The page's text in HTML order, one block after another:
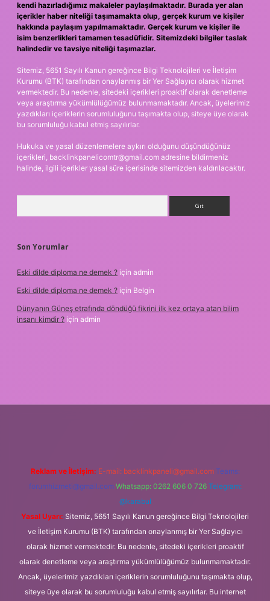
kendi hazırladığımız makaleler paylaşılmaktadır. Burada yer alan
içerikler haber niteliği taşımamakta olup, gerçek kurum ve kişiler
hakkında paylaşım yapılmamaktadır. Gerçek kurum ve kişiler ile
isim benzerlikleri tamamen tesadüfidir. Sitemizdeki bilgiler taslak
halindedir ve tavsiye niteliği taşımazlar.
Sitemiz, 5651 Sayılı Kanun gereğince Bilgi Teknolojileri ve İletişim
Kurumu (BTK) tarafından onaylanmış bir Yer Sağlayıcı olarak hizmet
vermektedir. Bu nedenle, sitedeki içerikleri proaktif olarak denetleme
veya araştırma yükümlülüğümüz bulunmamaktadır. Ancak, üyelerimiz
yazdıkları içeriklerin sorumluluğunu taşımakta olup, siteye üye olarak
bu sorumluluğu kabul etmiş sayılırlar.
Hukuka ve yasal düzenlemelere aykırı olduğunu düşündüğünüz
içerikleri, backlinkpanelicomtr@gmail.com adresine bildirmeniz
halinde, ilgili içerikler yasal süre içerisinde sitemizden kaldırılacaktır.
Son Yorumlar
Eski dilde diploma ne demek ? için admin
Eski dilde diploma ne demek ? için Belgin
Dünyanın Güneş etrafında döndüğü fikrini ilk kez ortaya atan bilim
insanı kimdir ? için admin
Reklam ve İletişim: E-mail: backlinkpaneli@gmail.com Teams:
forumhizmeti@gmail.com Whatsapp: 0262 606 0 726 Telegram:
@karabul
Yasal Uyarı: Sitemiz, 5651 Sayılı Kanun gereğince Bilgi Teknolojileri
ve İletişim Kurumu (BTK) tarafından onaylanmış bir Yer Sağlayıcı
olarak hizmet vermektedir. Bu nedenle, sitedeki içerikleri proaktif
olarak denetleme veya araştırma yükümlülüğümüz bulunmamaktadır.
Ancak, üyelerimiz yazdıkları içeriklerin sorumluluğunu taşımakta olup,
siteye üye olarak bu sorumluluğu kabul etmiş sayılırlar. Bu internet